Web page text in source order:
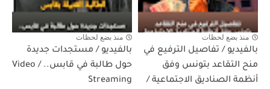
منذ بضع لحظات
بالفيديو / تفاصيل الترفيع في
منح التقاعد بتونس وفق
أنظمة الصناديق الاجتماعية /
منذ بضع لحظات
بالفيديو / مستجدات جديدة
حول طالبة في قابس.. / Video
Streaming